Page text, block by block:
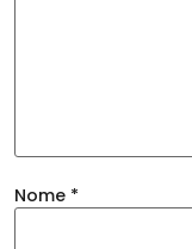
Nome *